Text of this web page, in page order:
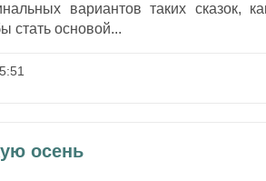
вариантов таких сказок,
стать основой...
осень